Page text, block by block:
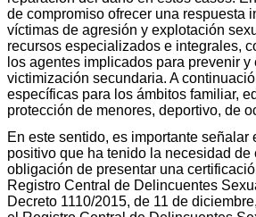
de compromiso ofrecer una respuesta
víctimas de agresión y explotación
recursos especializados e integrales,
los agentes implicados para prevenir
victimización secundaria. A
específicas para los ámbitos familiar,
protección de menores, deportivo, de
En este sentido, es importante señalar
positivo que ha tenido la necesidad de
obligación de presentar una
Registro Central de Delincuentes
Decreto 1110/2015, de 11 de